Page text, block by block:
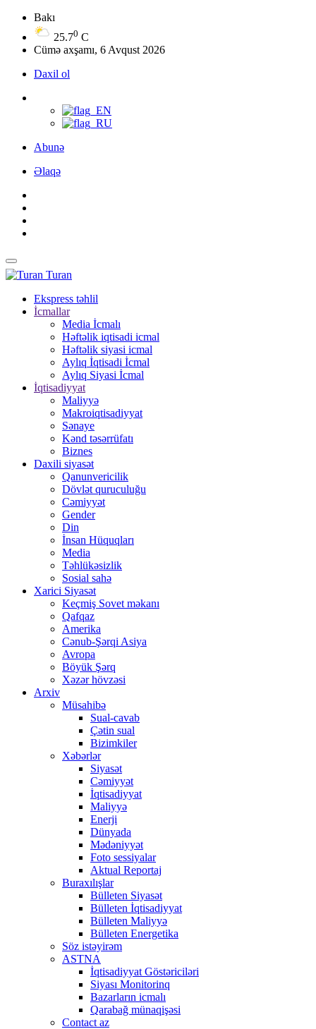
Bakı
25.70 C
Cümə axşamı, 6 Avqust 2026
Daxil ol
Abunə
Əlaqə
Turan
Ekspress təhlil
İcmallar
Media İcmalı
Həftəlik iqtisadi icmal
Həftəlik siyasi icmal
Aylıq İqtisadi İcmal
Aylıq Siyasi İcmal
İqtisadiyyat
Maliyyə
Makroiqtisadiyyat
Sənaye
Kənd təsərrüfatı
Biznes
Daxili siyasət
Qanunvericilik
Dövlət quruculuğu
Cəmiyyət
Gender
Din
İnsan Hüquqları
Media
Təhlükəsizlik
Sosial sahə
Xarici Siyasət
Keçmiş Sovet məkanı
Qafqaz
Amerika
Cənub-Şərqi Asiya
Avropa
Böyük Şərq
Xəzər hövzəsi
Arxiv
Müsahibə
Sual-cavab
Çətin sual
Bizimkiler
Xəbərlər
Siyasət
Cəmiyyət
İqtisadiyyat
Maliyyə
Enerji
Dünyada
Mədəniyyət
Foto sessiyalar
Aktual Reportaj
Buraxılışlar
Bülleten Siyasət
Bülleten İqtisadiyyat
Bülleten Maliyyə
Bülleten Energetika
Söz istəyirəm
ASTNA
İqtisadiyyat Göstəriciləri
Siyası Monitorinq
Bazarların icmalı
Qarabağ münaqişəsi
Contact az